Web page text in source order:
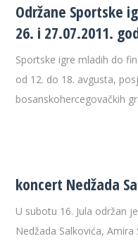
Održane Sportske
26. i 27.07.2011.
Sportske igre mladih do
od 12. do 18. avgusta,
bosanskohercegovačkih
koncert Nedžada
U subotu 16. Jula održan
Nedžada Salkovića,